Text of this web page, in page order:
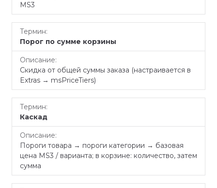
MS3
Порог по сумме корзины
Скидка от общей суммы заказа (настраивается в
Extras → msPriceTiers)
Каскад
Пороги товара → пороги категории → базовая
цена MS3 / варианта; в корзине: количество, затем
сумма